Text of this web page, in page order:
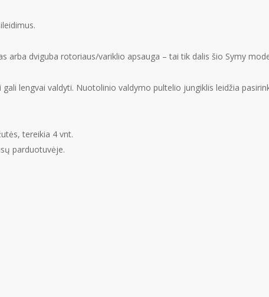
dviguba rotoriaus/variklio apsauga – tai tik dalis šio Symy
lengvai valdyti. Nuotolinio valdymo pultelio jungiklis leidžia
tereikia 4 vnt.
parduotuvėje.